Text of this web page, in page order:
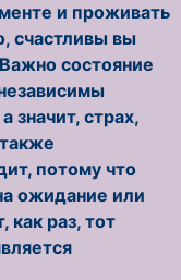
и проживать
счастливы вы
состояние
значит, страх,
потому что
ожидание или
как раз, тот